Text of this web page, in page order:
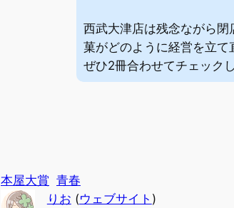
西武大津店は残念ながら
菓がどのように経営を立て
ぜひ2冊合わせてチェック
本屋大賞 青春
りお (ウェブサイト )